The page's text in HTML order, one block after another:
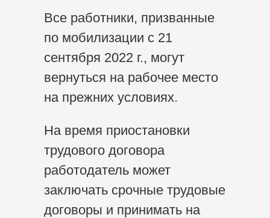
Все работники, призванные
по мобилизации с 21
сентября 2022 г., могут
вернуться на рабочее место
на прежних условиях.
На время приостановки
трудового договора
работодатель может
заключать срочные трудовые
договоры и принимать на